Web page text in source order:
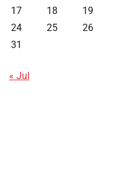
17
18 19
24
25 26
31
« Jul